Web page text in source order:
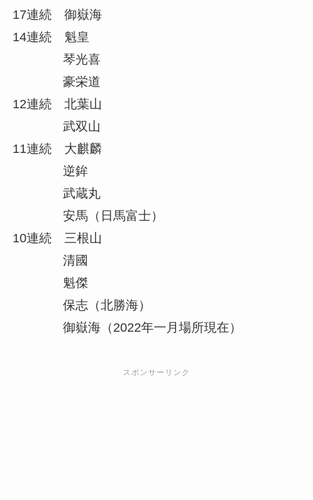
17連続 御嶽海
14連続 魁皇
琴光喜
豪栄道
12連続 北葉山
武双山
11連続 大麒麟
逆鉾
武蔵丸
安馬（日馬富士）
10連続 三根山
清國
魁傑
保志（北勝海）
御嶽海（2022年一月場所現在）
スポンサーリンク